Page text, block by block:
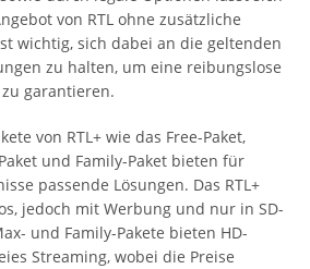
von RTL ohne zusätzliche
wichtig, sich dabei an die geltenden
zu halten, um eine reibungslose
garantieren.
von RTL+ wie das Free-Paket,
und Family-Paket bieten für
passende Lösungen. Das RTL+
jedoch mit Werbung und nur in SD-
und Family-Pakete bieten HD-
Streaming, wobei die Preise